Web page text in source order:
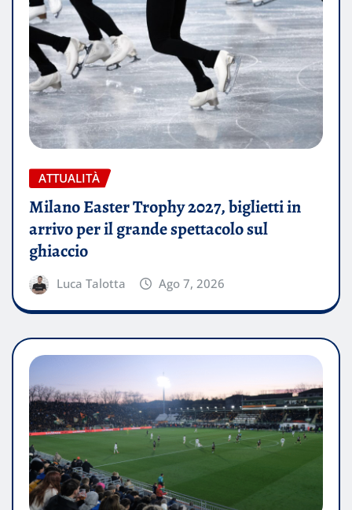
ATTUALITÀ
Milano Easter Trophy 2027, biglietti in
arrivo per il grande spettacolo sul
ghiaccio
Luca Talotta Ago 7, 2026